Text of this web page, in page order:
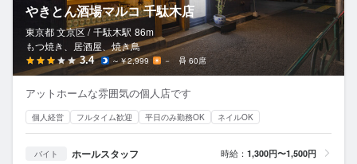
やきとん酒場マルコ 千駄木店
東京都 文京区 / 千駄木駅 86m
もつ焼き、居酒屋、焼き鳥
3.4 ～￥2,999 － 60席
アットホームな雰囲気の個人店です
個人経営 フルタイム歓迎 平日のみ勤務OK ネイルOK
バイト ホールスタッフ 時給： 1,300円〜1,500円